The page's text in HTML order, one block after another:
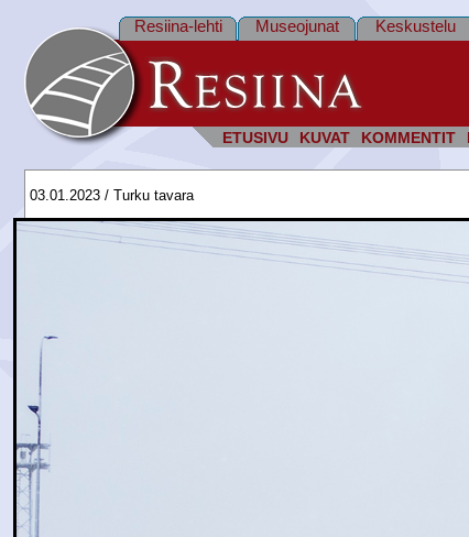
ETUSIVU KUVAT KOMMENTIT
Resiina-lehti Museojunat Keskustelu
03.01.2023 / Turku tavara